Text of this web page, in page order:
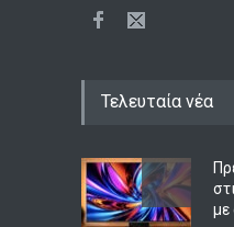
Τελευταία νέα
με